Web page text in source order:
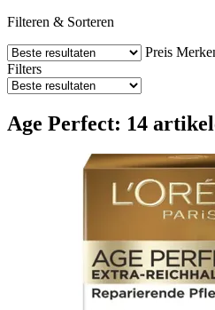
Filteren & Sorteren
Preis
Filters
Age Perfect: 14